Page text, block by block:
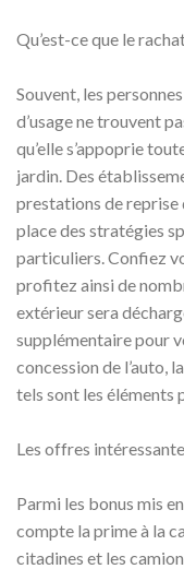
Qu’est-ce que le
Souvent, les
d’usage ne trouvent
qu’elle s’appoprie
jardin. Des
prestations de reprise
place des stratégies
particuliers. Confiez
profitez ainsi de
extérieur sera
supplémentaire pour
concession de l’auto,
tels sont les éléments
Les offres
Parmi les bonus mis
compte la prime à la
citadines et les